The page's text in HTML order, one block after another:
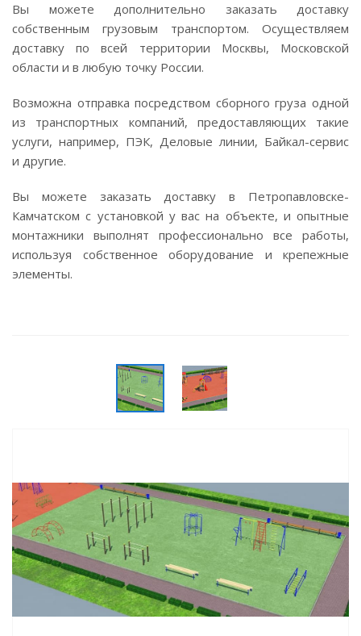
Вы можете дополнительно заказать доставку
собственным грузовым транспортом. Осуществляем
доставку по всей территории Москвы, Московской
области и в любую точку России.
Возможна отправка посредством сборного груза одной
из транспортных компаний, предоставляющих такие
услуги, например, ПЭК, Деловые линии, Байкал-сервис
и другие.
Вы можете заказать доставку в Петропавловске-
Камчатском с установкой у вас на объекте, и опытные
монтажники выполнят профессионально все работы,
используя собственное оборудование и крепежные
элементы.